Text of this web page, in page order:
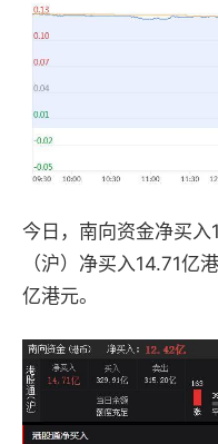
今日，南向资金净买
（沪）净买入14.71亿
亿港元。